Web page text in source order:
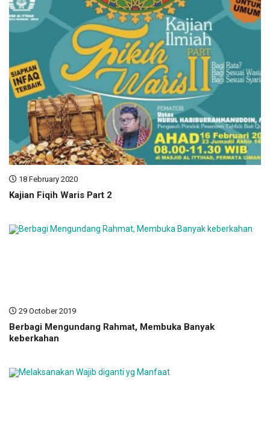
18 February 2020
Kajian Fiqih Waris Part 2
29 October 2019
Berbagi Mengundang Rahmat, Membuka Banyak
keberkahan